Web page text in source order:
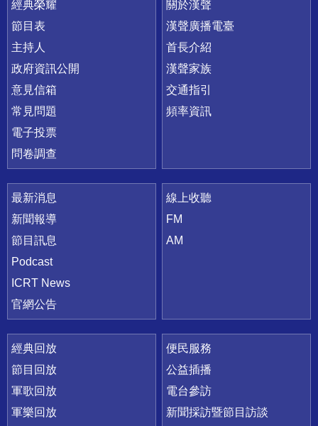
快速連結
經典榮耀
節目表
主持人
政府資訊公開
意見信箱
常見問題
電子投票
問卷調查
關於漢聲
漢聲廣播電臺
首長介紹
漢聲家族
交通指引
頻率資訊
最新消息
新聞報導
節目訊息
Podcast
ICRT News
官網公告
線上收聽
FM
AM
經典回放
節目回放
軍歌回放
軍樂回放
便民服務
公益插播
電台參訪
新聞採訪暨節目訪談